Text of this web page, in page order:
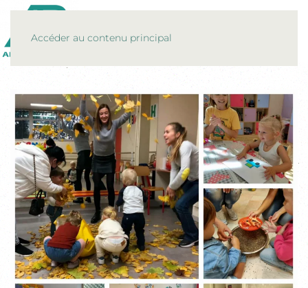
Accéder au contenu principal